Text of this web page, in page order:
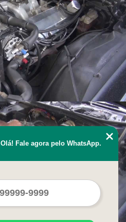
Olá! Fale agora pelo WhatsApp.